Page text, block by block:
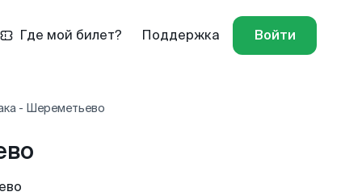
Где мой билет? Поддержка Войти
- Шереметьево